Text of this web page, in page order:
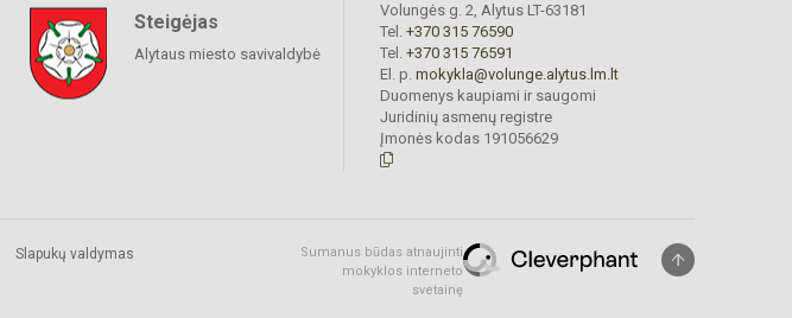
Steigėjas
Alytaus miesto savivaldybė
Volungės g. 2, Alytus LT-63181
Tel. +370 315 76590
Tel. +370 315 76591
El. p. mokykla@volunge.alytus.lm.lt
Duomenys kaupiami ir saugomi
Juridinių asmenų registre
Įmonės kodas 191056629
Slapukų valdymas
Sumanus būdas atnaujinti
mokyklos interneto
svetainę